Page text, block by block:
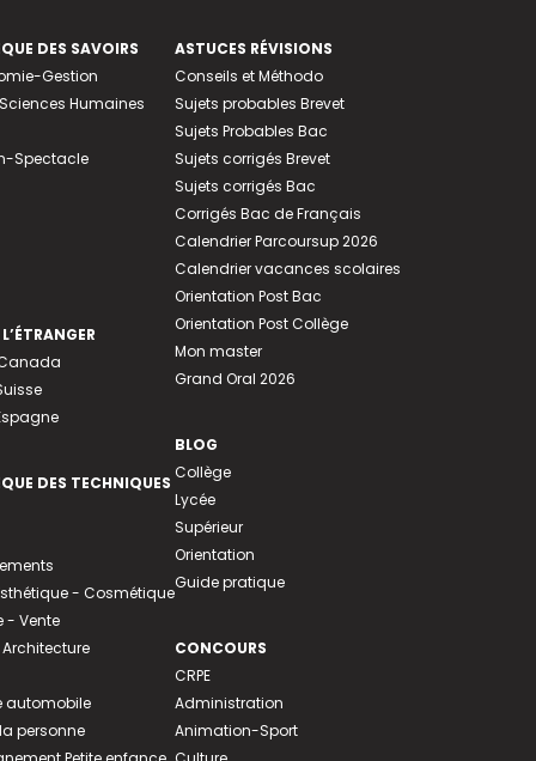
DES SAVOIRS
Gestion
Humaines
Spectacle
DES TECHNIQUES
- Cosmétique
- Vente
automobile
personne
ASTUCES RÉVISIONS
Conseils et Méthodo
Sujets probables Brevet
Sujets Probables Bac
Sujets corrigés Brevet
Sujets corrigés Bac
Corrigés Bac de Français
Calendrier Parcoursup 2026
Calendrier vacances scolaires
Orientation Post Bac
Orientation Post Collège
Mon master
Grand Oral 2026
BLOG
Collège
Lycée
Supérieur
Orientation
Guide pratique
CONCOURS
CRPE
Administration
Animation-Sport